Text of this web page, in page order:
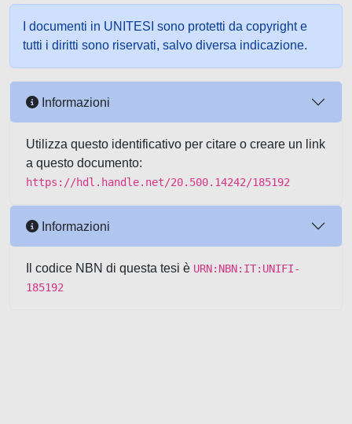
I documenti in UNITESI sono protetti da copyright e
tutti i diritti sono riservati, salvo diversa indicazione.
Informazioni
Utilizza questo identificativo per citare o creare un link
a questo documento:
https://hdl.handle.net/20.500.14242/185192
Informazioni
Il codice NBN di questa tesi è URN:NBN:IT:UNIFI-
185192